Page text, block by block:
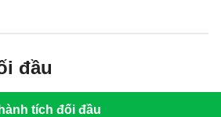
đầu
tích đối đầu